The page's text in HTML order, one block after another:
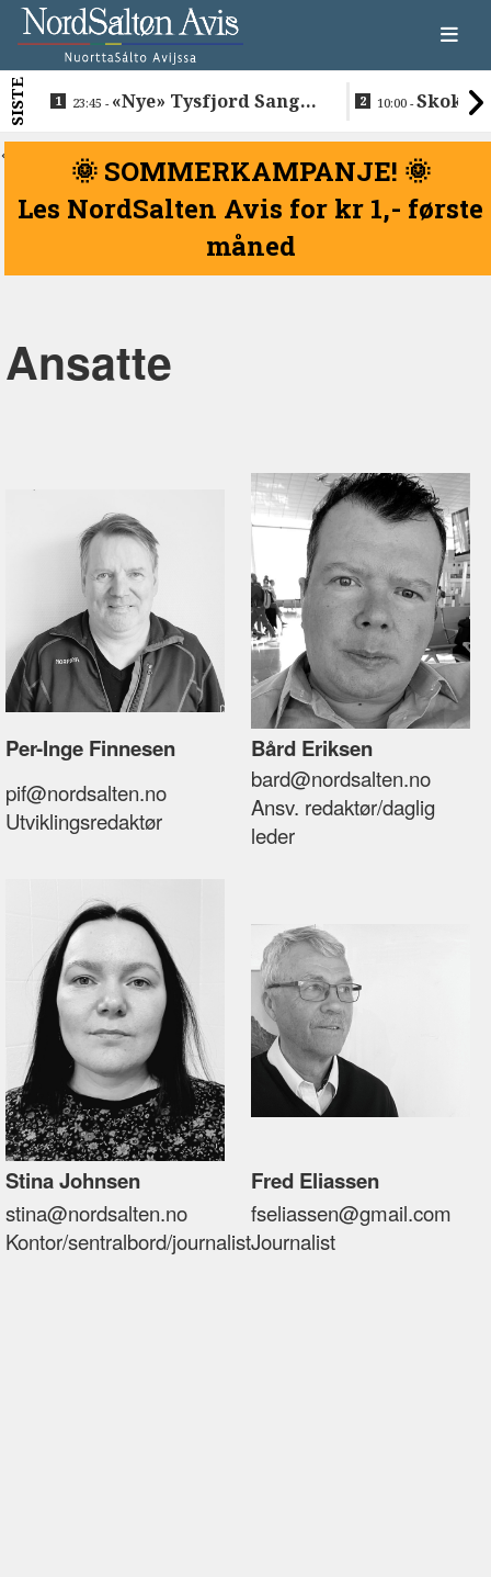
SISTE 23:45 - «Nye» Tysfjord Sang &
trommis
10:00 -
<
🌞 SOMMERKAMPANJE! 🌞
Les NordSalten Avis for kr 1,- første
måned
Ansatte
Per-Inge Finnesen Bård Eriksen
pif@nordsalten.no
Utviklingsredaktør
bard@nordsalten.no
Ansv. redaktør/daglig
leder
Stina Johnsen Fred Eliassen
stina@nordsalten.no
Kontor/sentralbord/journalist
fseliassen@gmail.com
Journalist